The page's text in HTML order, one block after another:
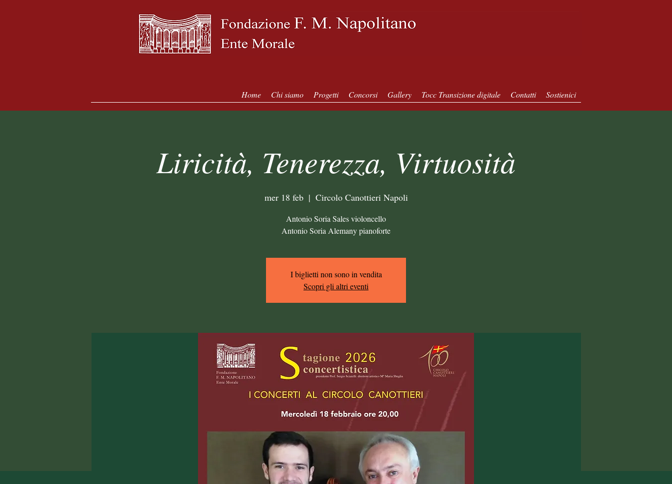
Home Chi siamo Progetti Concorsi Gallery Tocc Transizione digitale Contatti Sostienici
Liricità, Tenerezza, Virtuosità
mer 18 feb
  |
Circolo Canottieri Napoli
Antonio Soria Sales violoncello
Antonio Soria Alemany pianoforte
I biglietti non sono in vendita
Scopri gli altri eventi